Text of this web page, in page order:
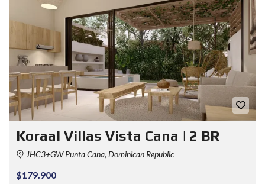
Koraal Villas Vista Cana | 2 BR
JHC3+GW Punta Cana, Dominican Republic
$179.900